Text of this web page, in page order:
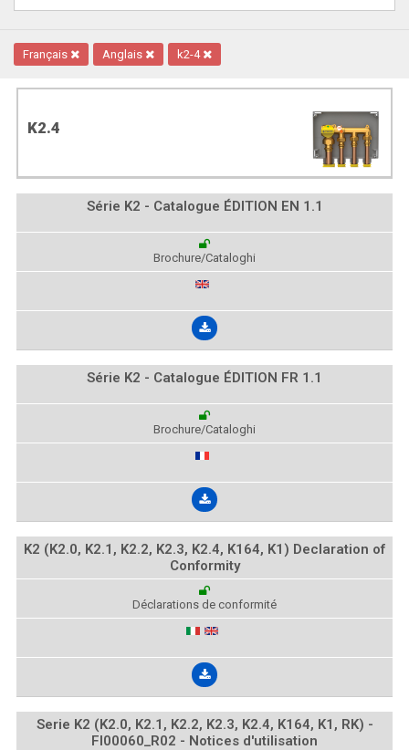
Français Anglais k2-4
K2.4
Série K2 - Catalogue ÉDITION EN 1.1
Brochure/Cataloghi
Série K2 - Catalogue ÉDITION FR 1.1
Brochure/Cataloghi
K2 (K2.0, K2.1, K2.2, K2.3, K2.4, K164, K1) Declaration of
Conformity
Déclarations de conformité
Serie K2 (K2.0, K2.1, K2.2, K2.3, K2.4, K164, K1, RK) -
FI00060_R02 - Notices d'utilisation